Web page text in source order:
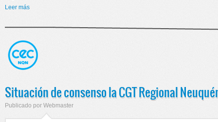
Leer más
Situación de consenso la CGT Regional
Publicado por Webmaster